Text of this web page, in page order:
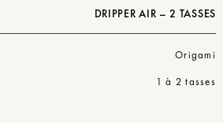
DRIPPER AIR – 2 TASSES
Origami
1 à 2 tasses